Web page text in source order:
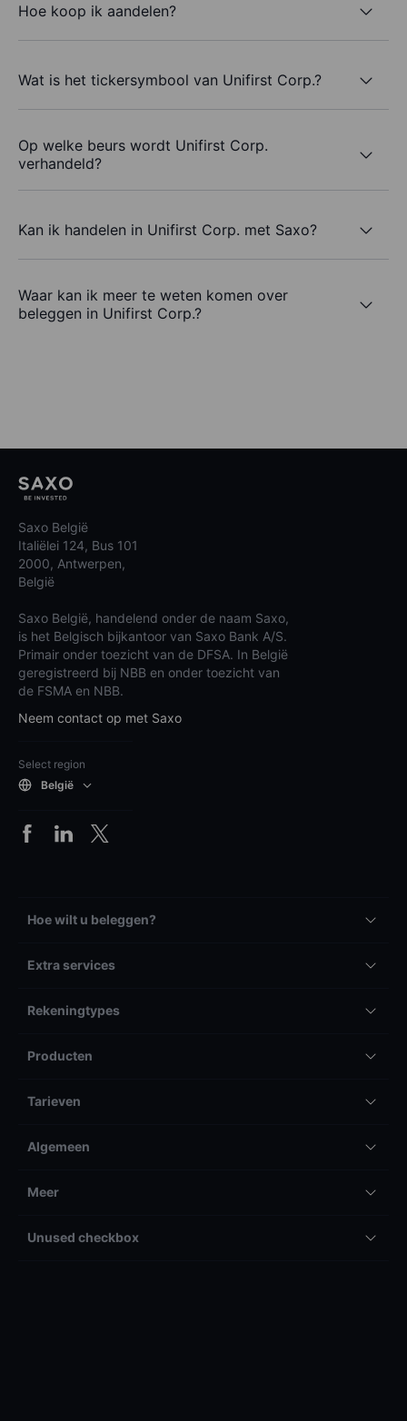
Hoe koop ik aandelen?
Wat is het tickersymbool van Unifirst Corp.?
Op welke beurs wordt Unifirst Corp.
verhandeld?
Kan ik handelen in Unifirst Corp. met Saxo?
Waar kan ik meer te weten komen over
beleggen in Unifirst Corp.?
Saxo België
Italiëlei 124, Bus 101
2000, Antwerpen,
België
Saxo België, handelend onder de naam Saxo,
is het Belgisch bijkantoor van Saxo Bank A/S.
Primair onder toezicht van de DFSA. In België
geregistreerd bij NBB en onder toezicht van
de FSMA en NBB.
Neem contact op met Saxo
Select region
België
Hoe wilt u beleggen?
Extra services
Rekeningtypes
Producten
Tarieven
Algemeen
Meer
Unused checkbox